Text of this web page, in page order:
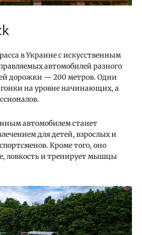
в Украине с искусственным
автомобилей разного
дорожки — 200 метров. Одни
на уровне начинающих, а
автомобилем станет
для детей, взрослых и
Кроме того, оно
ловкость и тренирует мышцы